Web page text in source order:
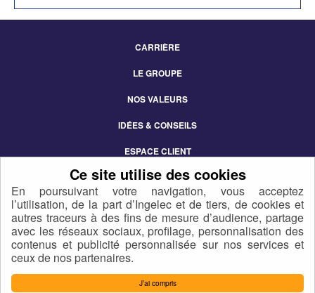
J’ai compris
En poursuivant votre navigation, vous acceptez
l’utilisation, de la part d’Ingelec et de tiers, de cookies et
autres traceurs à des fins de mesure d’audience, partage
avec les réseaux sociaux, profilage, personnalisation des
contenus et publicité personnalisée sur nos services et
ceux de nos partenaires.
CARRIÈRE
LE GROUPE
NOS VALEURS
IDÉES & CONSEILS
ESPACE CLIENT
CONTACT
POLITIQUE DE CONFIDENTIALITÉ DES DONNÉES
2021 © INGELEC - TOUS DROITS RÉSERVÉS